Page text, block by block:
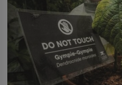
nový evropský normál […]